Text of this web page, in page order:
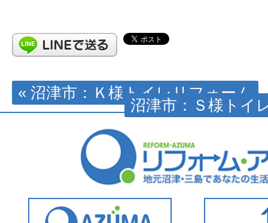
« 沼津市：Ｋ様トイレリフォーム
沼津市：Ｓ様トイ